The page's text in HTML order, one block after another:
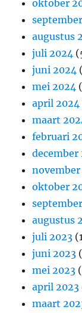
oktober
augustus
juli 2024
juni 2024
mei 2024
april 2024
maart
februari
december
november
oktober
augustus
juli 2023
juni 2023
mei 2023
april 2023
maart